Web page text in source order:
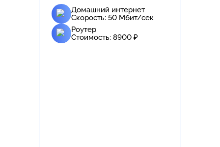
Домашний интернет
Скорость: 50 Мбит/сек
Роутер
Стоимость: 8900 ₽